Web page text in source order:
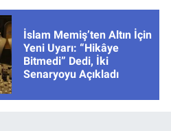
İslam Memiş’ten Altın İçin
Yeni Uyarı: “Hikâye
Bitmedi” Dedi, İki
Senaryoyu Açıkladı